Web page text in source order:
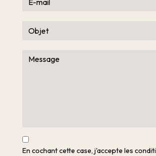
En cochant cette case, j'accepte les